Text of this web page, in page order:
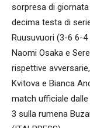
sorpresa di giornata
decima testa di
Ruusuvuori (3-6 6-
Naomi Osaka e
rispettive
Kvitova e Bianca
match ufficiale
3 sulla rumena